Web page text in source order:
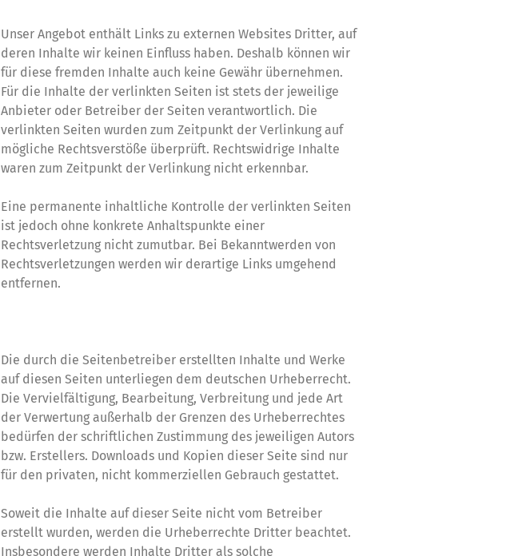
Unser Angebot enthält Links zu externen Websites Dritter, auf
deren Inhalte wir keinen Einfluss haben. Deshalb können wir
für diese fremden Inhalte auch keine Gewähr übernehmen.
Für die Inhalte der verlinkten Seiten ist stets der jeweilige
Anbieter oder Betreiber der Seiten verantwortlich. Die
verlinkten Seiten wurden zum Zeitpunkt der Verlinkung auf
mögliche Rechtsverstöße überprüft. Rechtswidrige Inhalte
waren zum Zeitpunkt der Verlinkung nicht erkennbar.
Eine permanente inhaltliche Kontrolle der verlinkten Seiten
ist jedoch ohne konkrete Anhaltspunkte einer
Rechtsverletzung nicht zumutbar. Bei Bekanntwerden von
Rechtsverletzungen werden wir derartige Links umgehend
entfernen.
Die durch die Seitenbetreiber erstellten Inhalte und Werke
auf diesen Seiten unterliegen dem deutschen Urheberrecht.
Die Vervielfältigung, Bearbeitung, Verbreitung und jede Art
der Verwertung außerhalb der Grenzen des Urheberrechtes
bedürfen der schriftlichen Zustimmung des jeweiligen Autors
bzw. Erstellers. Downloads und Kopien dieser Seite sind nur
für den privaten, nicht kommerziellen Gebrauch gestattet.
Soweit die Inhalte auf dieser Seite nicht vom Betreiber
erstellt wurden, werden die Urheberrechte Dritter beachtet.
Insbesondere werden Inhalte Dritter als solche